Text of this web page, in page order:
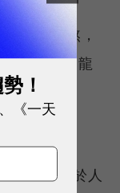
慢火細熬，
平台中的龍
萬人，由於人
！
《一天